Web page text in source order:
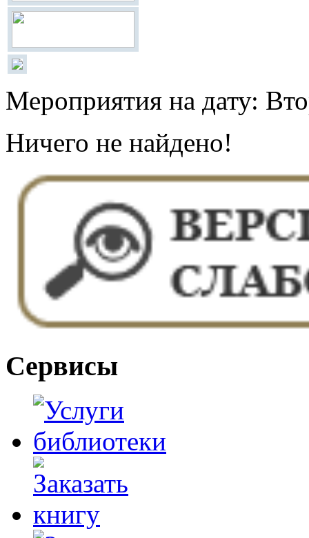
Мероприятия на дату:
Ничего не найдено!
Сервисы